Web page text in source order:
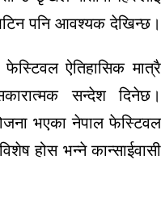
पनि आवश्यक देखिन्छ।
ऐतिहासिक मात्रै
सन्देश दिनेछ।
भएका नेपाल फेस्टिवल
होस भन्ने कान्साईवासी